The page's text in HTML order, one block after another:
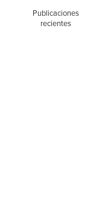
Publicaciones
recientes